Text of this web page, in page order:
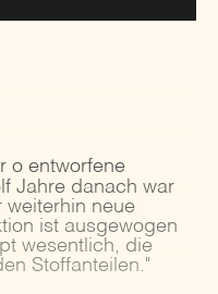
o entworfene
Jahre danach war
weiterhin neue
ist ausgewogen
wesentlich, die
Stoffanteilen."